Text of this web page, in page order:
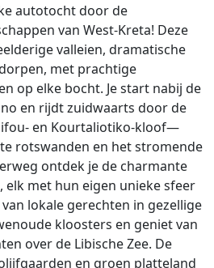
autotocht door de
van West-Kreta! Deze
valleien, dramatische
met prachtige
op elke bocht. Je start nabij de
en rijdt zuidwaarts door de
en Kourtaliotiko-kloof—
rotswanden en het stromende
ontdek je de charmante
elk met hun eigen unieke sfeer
lokale gerechten in gezellige
kloosters en geniet van
over de Libische Zee. De
en groen platteland